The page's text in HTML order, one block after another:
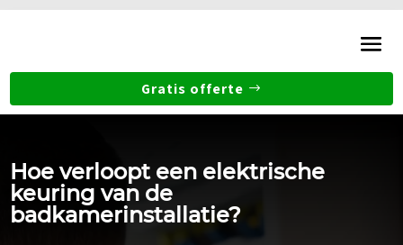
Gratis offerte
Hoe verloopt een elektrische
keuring van de
badkamerinstallatie?